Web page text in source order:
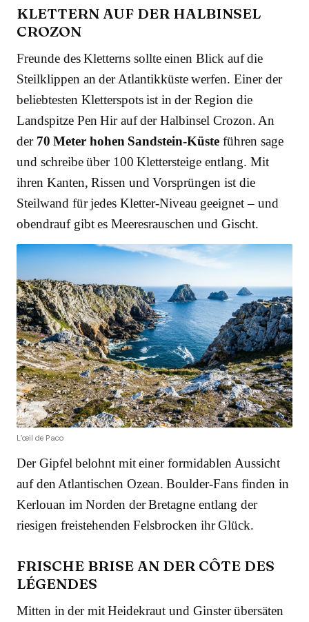
KLETTERN AUF DER HALBINSEL
CROZON
Freunde des Kletterns sollte einen Blick auf die
Steilklippen an der Atlantikküste werfen. Einer der
beliebtesten Kletterspots ist in der Region die
Landspitze Pen Hir auf der Halbinsel Crozon. An
der 70 Meter hohen Sandstein-Küste führen sage
und schreibe über 100 Klettersteige entlang. Mit
ihren Kanten, Rissen und Vorsprüngen ist die
Steilwand für jedes Kletter-Niveau geeignet – und
obendrauf gibt es Meeresrauschen und Gischt.
L’œil de Paco
Der Gipfel belohnt mit einer formidablen Aussicht
auf den Atlantischen Ozean. Boulder-Fans finden in
Kerlouan im Norden der Bretagne entlang der
riesigen freistehenden Felsbrocken ihr Glück.
FRISCHE BRISE AN DER CÔTE DES
LÉGENDES
Mitten in der mit Heidekraut und Ginster übersäten